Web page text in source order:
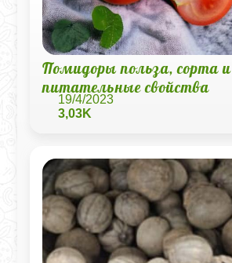
Помидоры польза, сорта и
питательные свойства
19/4/2023
3,03K